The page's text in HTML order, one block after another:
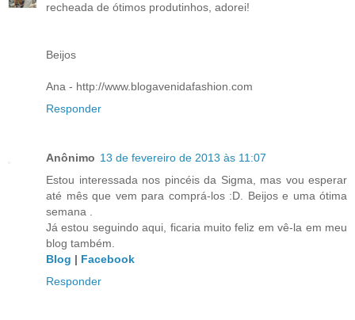
recheada de ótimos produtinhos, adorei!
Beijos
Ana - http://www.blogavenidafashion.com
Responder
Anônimo 13 de fevereiro de 2013 às 11:07
Estou interessada nos pincéis da Sigma, mas vou esperar
até mês que vem para comprá-los :D. Beijos e uma ótima
semana .
Já estou seguindo aqui, ficaria muito feliz em vê-la em meu
blog também.
Blog | Facebook
Responder